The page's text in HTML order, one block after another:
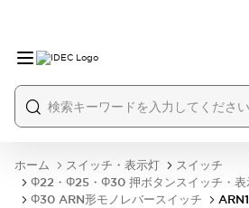
ホーム スイッチ・表示灯
スイッチ
Φ22・Φ25・Φ30 押ボタンスイッチ・表
Φ30 ARN形モノレバースイッチ